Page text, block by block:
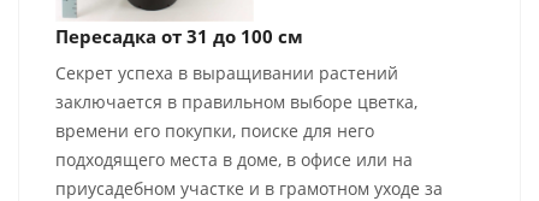
Пересадка от 31 до 100 см
Секрет успеха в выращивании растений
заключается в правильном выборе цветка,
времени его покупки, поиске для него
подходящего места в доме, в офисе или на
приусадебном участке и в грамотном уходе за